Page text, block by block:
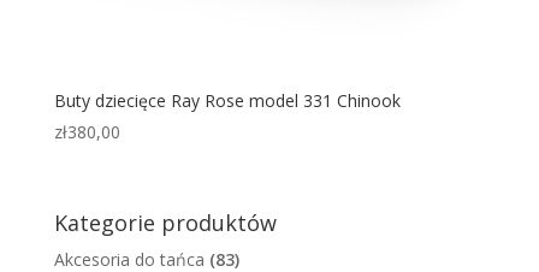
Buty dziecięce Ray Rose model 331 Chinook
zł380,00
Kategorie produktów
Akcesoria do tańca (83)